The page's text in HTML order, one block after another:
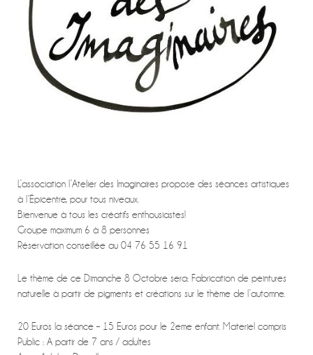
L’association l’Atelier des Imaginaires propose des séances artistiques
à l’Épicentre, pour tous niveaux.
Bienvenue à tous les créatifs enthousiastes!
Groupe maximum 6 à 8 personnes
Réservation conseillée au 04 76 55 16 91
Le thème de ce Dimanche 8 Octobre sera: Fabrication de peintures
naturelle à partir de pigments et créations sur le thème de l’automne.
20 Euros la séance – 15 Euros pour le 2eme enfant. Materiel compris
Public : A partir de 7 ans / adultes